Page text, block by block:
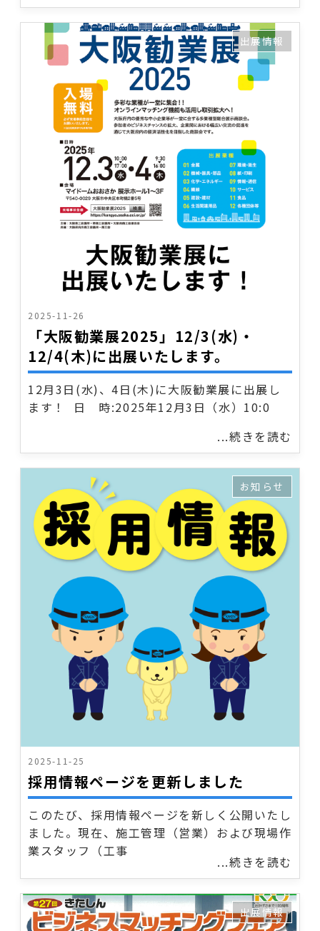
2025-11-26
「大阪勧業展2025」12/3(水)・
12/4(木)に出展いたします。
出展情報
12月3日(水)、4日(木)に大阪勧業展に出展し
ます！ 日 時:2025年12月3日（水）10:0
...続きを読む
2025-11-25
採用情報ページを更新しました
お知らせ
このたび、採用情報ページを新しく公開いたし
ました。現在、施工管理（営業）および現場作
業スタッフ（工事
...続きを読む
出展情報